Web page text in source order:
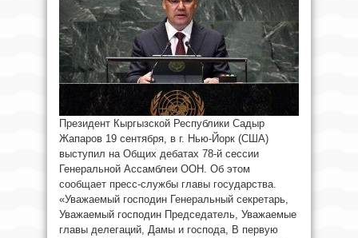
Президент Кыргызской Республики Садыр
Жапаров 19 сентября, в г. Нью-Йорк (США)
выступил на Общих дебатах 78-й сессии
Генеральной Ассамблеи ООН. Об этом
сообщает пресс-службы главы государства.
«Уважаемый господин Генеральный секретарь,
Уважаемый господин Председатель, Уважаемые
главы делегаций, Дамы и господа, В первую